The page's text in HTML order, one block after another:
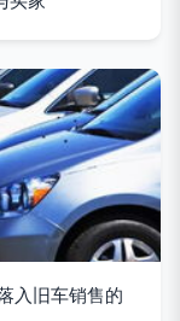
入旧车销售的